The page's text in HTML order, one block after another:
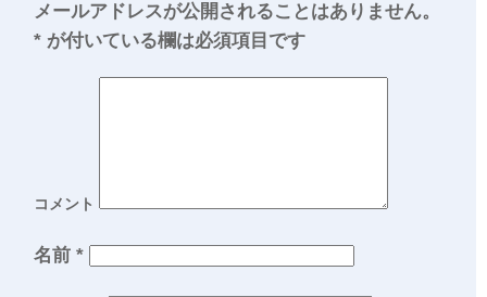
メールアドレスが公開されることはありません。
* が付いている欄は必須項目です
コメント
名前 *